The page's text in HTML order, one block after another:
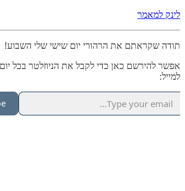
לינק למאמר
תודה שקראתם את הרהורי יום שישי שלי השבוע!
אפשר להירשם כאן כדי לקבל את הניוזלטר בכל
למייל: